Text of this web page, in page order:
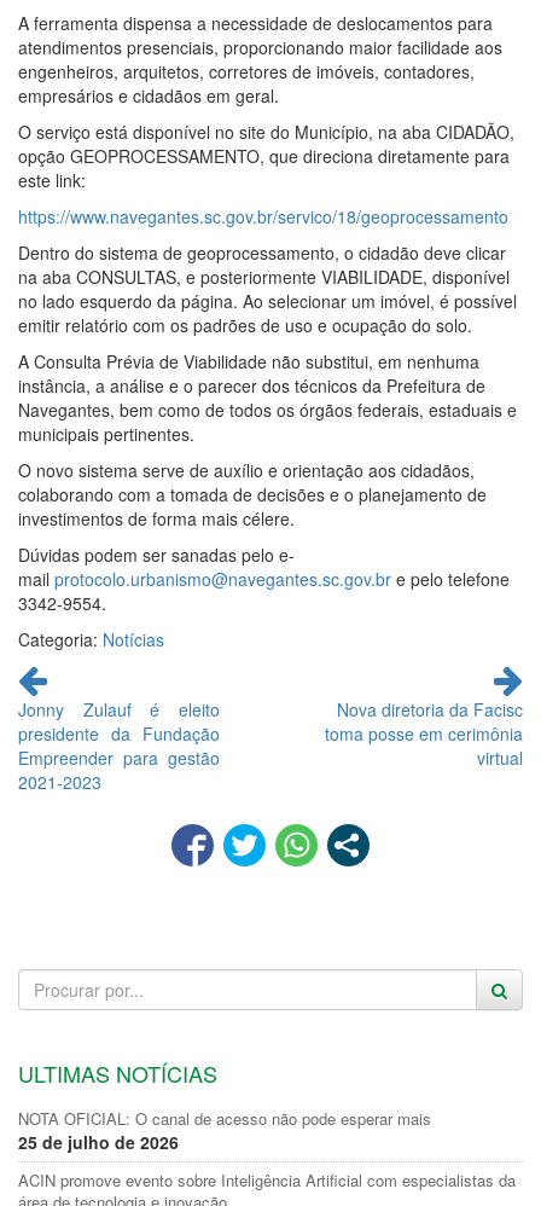
A ferramenta dispensa a necessidade de deslocamentos para
atendimentos presenciais, proporcionando maior facilidade aos
engenheiros, arquitetos, corretores de imóveis, contadores,
empresários e cidadãos em geral.
O serviço está disponível no site do Município, na aba CIDADÃO,
opção GEOPROCESSAMENTO, que direciona diretamente para
este link:
https://www.navegantes.sc.gov.br/servico/18/geoprocessamento
Dentro do sistema de geoprocessamento, o cidadão deve clicar
na aba CONSULTAS, e posteriormente VIABILIDADE, disponível
no lado esquerdo da página. Ao selecionar um imóvel, é possível
emitir relatório com os padrões de uso e ocupação do solo.
A Consulta Prévia de Viabilidade não substitui, em nenhuma
instância, a análise e o parecer dos técnicos da Prefeitura de
Navegantes, bem como de todos os órgãos federais, estaduais e
municipais pertinentes.
O novo sistema serve de auxílio e orientação aos cidadãos,
colaborando com a tomada de decisões e o planejamento de
investimentos de forma mais célere.
Dúvidas podem ser sanadas pelo e-
mail protocolo.urbanismo@navegantes.sc.gov.br e pelo telefone
3342-9554.
Categoria: Notícias
Continue
lendo
Jonny Zulauf é eleito
presidente da Fundação
Empreender para gestão
2021-2023
Nova diretoria da Facisc
toma posse em cerimônia
virtual
ULTIMAS NOTÍCIAS
NOTA OFICIAL: O canal de acesso não pode esperar mais
25 de julho de 2026
ACIN promove evento sobre Inteligência Artificial com especialistas da